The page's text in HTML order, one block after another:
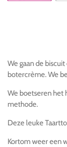
We gaan de
botercrème. We
We boetseren het
methode.
Deze leuke
Kortom weer een